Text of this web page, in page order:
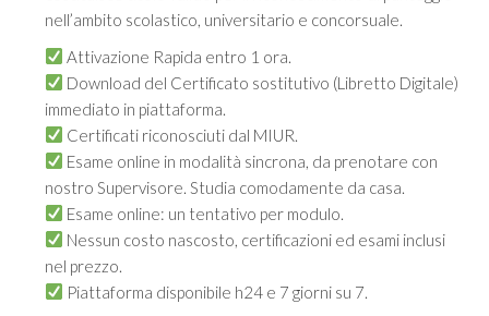
nell’ambito scolastico, universitario e concorsuale.
Attivazione Rapida entro 1 ora.
Download del Certificato sostitutivo (Libretto Digitale)
immediato in piattaforma.
Certificati riconosciuti dal MIUR.
Esame online in modalità sincrona, da prenotare con
nostro Supervisore. Studia comodamente da casa.
Esame online: un tentativo per modulo.
Nessun costo nascosto, certificazioni ed esami inclusi
nel prezzo.
Piattaforma disponibile h24 e 7 giorni su 7.